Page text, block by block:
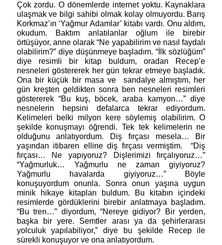
Çok zordu. O dönemlerde internet yoktu. Kaynaklara
ulaşmak ve bilgi sahibi olmak kolay olmuyordu. Barış
Korkmaz’ın ‘Yağmur Adamlar’ kitabı vardı. Onu aldım,
okudum. Baktım anlatılanlar oğlum ile birebir
örtüşüyor, anne olarak “Ne yapabilirim ve nasıl faydalı
olabilirim?” diye düşünmeye başladım. “İlk sözlüğüm”
diye resimli bir kitap buldum, oradan Recep’e
nesneleri göstererek her gün tekrar etmeye başladık.
Ona bir küçük bir masa ve
sandalye almıştım, her
gün kreşten geldikten sonra ben nesneleri resimleri
göstererek “Bu kuş, böcek, araba kamyon…” diye
nesnelerin hepsini defalarca tekrar ediyordum.
Kelimeleri belki milyon kere söylemiş olabilirim. O
şekilde konuşmayı öğrendi. Tek tek kelimelerin ne
olduğunu anlatıyordum. Diş fırçası mesela… Bir
yaşından itibaren elline diş fırçası vermiştim.
“Diş
fırçası… Ne yapıyoruz? Dişlerimizi fırçalıyoruz…”
“Yağmurluk… Yağmurlu ne zaman giyiyoruz?
Yağmurlu havalarda giyiyoruz…” Böyle
konuşuyordum onunla. Sonra onun yaşına uygun
minik hikaye kitapları buldum. Bu kitabın içindeki
resimlerde gördüklerini birebir anlatmaya başladım.
“Bu tren…” diyordum, “Nereye gidiyor? Bir yerden,
başka bir yere. Semtler arası ya da şehirlerarası
yolculuk yapılabiliyor,” diye bu şekilde Recep ile
sürekli konuşuyor ve ona anlatıyordum.